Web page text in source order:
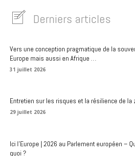
Derniers articles
Vers une conception pragmatique de la
Europe mais aussi en Afrique …
31 juillet 2026
Entretien sur les risques et la résilience de la
29 juillet 2026
Ici l’Europe | 2026 au Parlement européen –
quoi ?